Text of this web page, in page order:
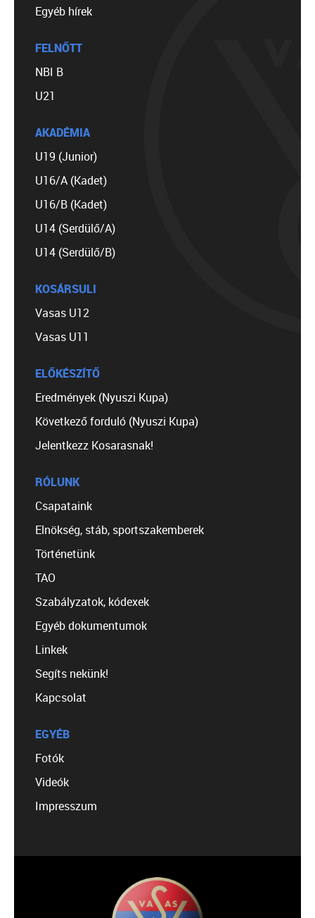
Egyéb hírek
FELNŐTT
NBI B
U21
AKADÉMIA
U19 (Junior)
U16/A (Kadet)
U16/B (Kadet)
U14 (Serdülő/A)
U14 (Serdülő/B)
KOSÁRSULI
Vasas U12
Vasas U11
ELŐKÉSZÍTŐ
Eredmények (Nyuszi Kupa)
Következő forduló (Nyuszi Kupa)
Jelentkezz Kosarasnak!
RÓLUNK
Csapataink
Elnökség, stáb, sportszakemberek
Történetünk
TAO
Szabályzatok, kódexek
Egyéb dokumentumok
Linkek
Segíts nekünk!
Kapcsolat
EGYÉB
Fotók
Videók
Impresszum